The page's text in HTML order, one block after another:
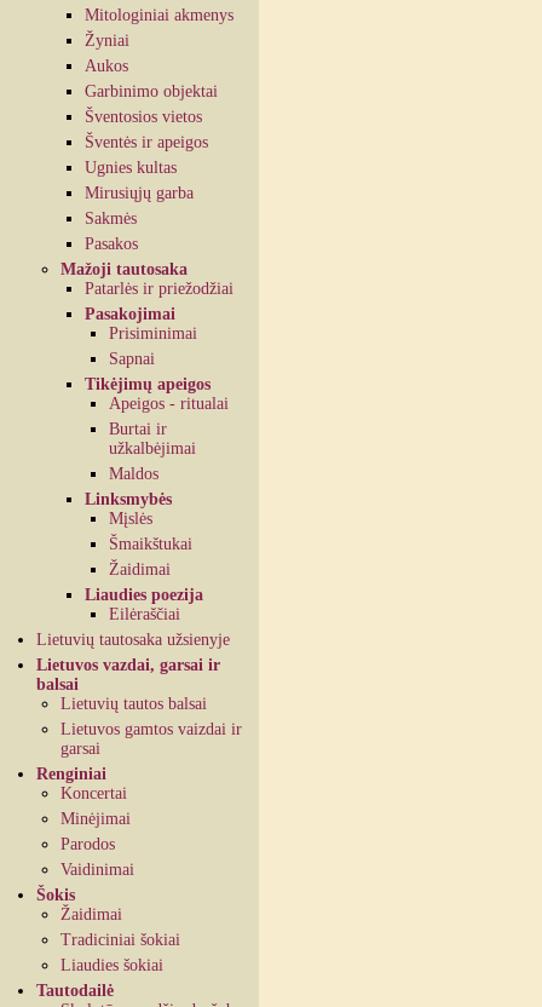
Mitologiniai akmenys
Žyniai
Aukos
Garbinimo objektai
Šventosios vietos
Šventės ir apeigos
Ugnies kultas
Mirusiųjų garba
Sakmės
Pasakos
Mažoji tautosaka
Patarlės ir priežodžiai
Pasakojimai
Prisiminimai
Sapnai
Tikėjimų apeigos
Apeigos - ritualai
Burtai ir
užkalbėjimai
Maldos
Linksmybės
Mįslės
Šmaikštukai
Žaidimai
Liaudies poezija
Eilėraščiai
Lietuvių tautosaka užsienyje
Lietuvos vazdai, garsai ir
balsai
Lietuvių tautos balsai
Lietuvos gamtos vaizdai ir
garsai
Renginiai
Koncertai
Minėjimai
Parodos
Vaidinimai
Šokis
Žaidimai
Tradiciniai šokiai
Liaudies šokiai
Tautodailė